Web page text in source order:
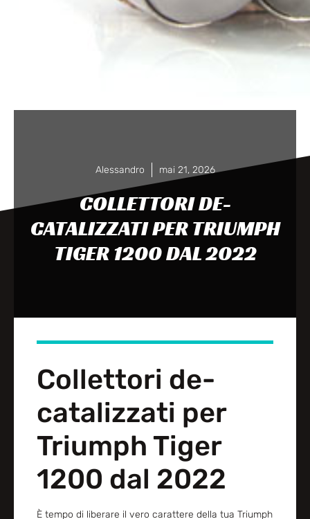
Alessandro mai 21, 2026
COLLETTORI DE-
CATALIZZATI PER TRIUMPH
TIGER 1200 DAL 2022
Collettori de-
catalizzati per
Triumph Tiger
1200 dal 2022
È tempo di liberare il vero carattere della tua Triumph